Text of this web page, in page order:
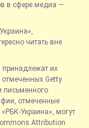
в сфере медиа —
читать вне
принадлежат их
Getty
письменного
отмеченные
Украина», могут
Attribution